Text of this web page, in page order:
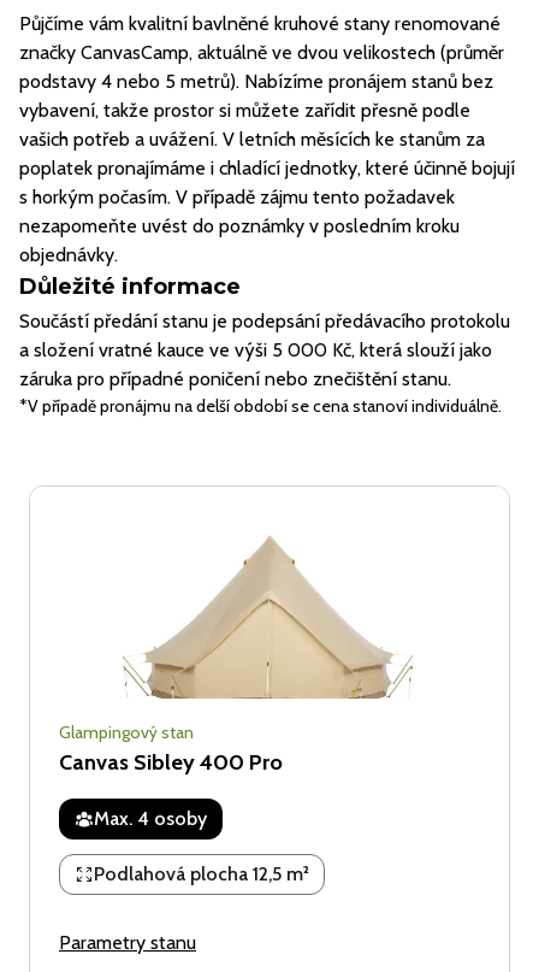
Půjčíme vám kvalitní bavlněné kruhové stany renomované
značky CanvasCamp, aktuálně ve dvou velikostech (průměr
podstavy 4 nebo 5 metrů). Nabízíme pronájem stanů bez
vybavení, takže prostor si můžete zařídit přesně podle
vašich potřeb a uvážení. V letních měsících ke stanům za
poplatek pronajímáme i chladící jednotky, které účinně bojují
s horkým počasím. V případě zájmu tento požadavek
nezapomeňte uvést do poznámky v posledním kroku
objednávky.
Důležité informace
Součástí předání stanu je podepsání předávacího protokolu
a složení vratné kauce ve výši 5 000 Kč, která slouží jako
záruka pro případné poničení nebo znečištění stanu.
*V případě pronájmu na delší období se cena stanoví individuálně.
Glampingový stan
Canvas Sibley 400 Pro
Max. 4 osoby
Podlahová plocha 12,5 m²
Parametry stanu